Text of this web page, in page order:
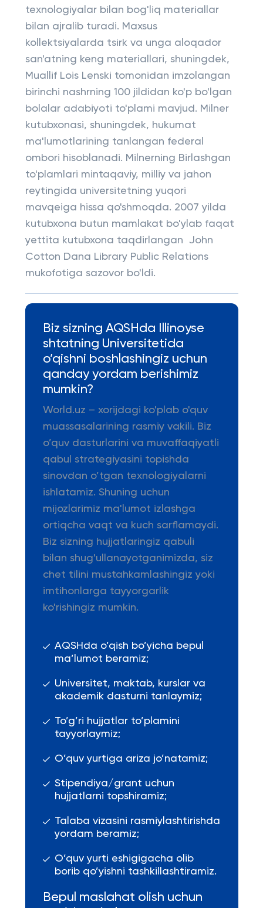
texnologiyalar bilan bog'liq materiallar
bilan ajralib turadi. Maxsus
kollektsiyalarda tsirk va unga aloqador
san'atning keng materiallari, shuningdek,
Muallif Lois Lenski tomonidan imzolangan
birinchi nashrning 100 jildidan ko'p bo'lgan
bolalar adabiyoti to'plami mavjud. Milner
kutubxonasi, shuningdek, hukumat
ma'lumotlarining tanlangan federal
ombori hisoblanadi. Milnerning Birlashgan
to'plamlari mintaqaviy, milliy va jahon
reytingida universitetning yuqori
mavqeiga hissa qo'shmoqda. 2007 yilda
kutubxona butun mamlakat bo'ylab faqat
yettita kutubxona taqdirlangan John
Cotton Dana Library Public Relations
mukofotiga sazovor bo'ldi.
Biz sizning AQSHda Illinoyse
shtatning Universitetida
o’qishni boshlashingiz uchun
qanday yordam berishimiz
mumkin?
World.uz – xorijdagi ko'plab o'quv
muassasalarining rasmiy vakili. Biz
o’quv dasturlarini va muvaffaqiyatli
qabul strategiyasini topishda
sinovdan o’tgan texnologiyalarni
ishlatamiz. Shuning uchun
mijozlarimiz ma'lumot izlashga
ortiqcha vaqt va kuch sarflamaydi.
Biz sizning hujjatlaringiz qabuli
bilan shug'ullanayotganimizda, siz
chet tilini mustahkamlashingiz yoki
imtihonlarga tayyorgarlik
ko'rishingiz mumkin.
AQSHda o’qish bo’yicha bepul
ma’lumot beramiz;
Universitet, maktab, kurslar va
akademik dasturni tanlaymiz;
To’g’ri hujjatlar to’plamini
tayyorlaymiz;
O’quv yurtiga ariza jo’natamiz;
Stipendiya/grant uchun
hujjatlarni topshiramiz;
Talaba vizasini rasmiylashtirishda
yordam beramiz;
O’quv yurti eshigigacha olib
borib qo’yishni tashkillashtiramiz.
Bepul maslahat olish uchun